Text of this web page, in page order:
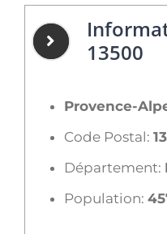
13500
Provence-
Code Postal:
Département:
Population: